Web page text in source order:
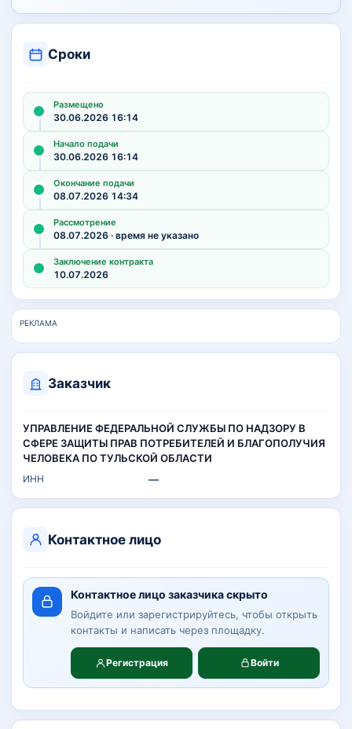
Сроки
Размещено
30.06.2026 16:14
Начало подачи
30.06.2026 16:14
Окончание подачи
08.07.2026 14:34
Рассмотрение
08.07.2026 · время не указано
Заключение контракта
10.07.2026
РЕКЛАМА
Заказчик
УПРАВЛЕНИЕ ФЕДЕРАЛЬНОЙ СЛУЖБЫ ПО НАДЗОРУ В
СФЕРЕ ЗАЩИТЫ ПРАВ ПОТРЕБИТЕЛЕЙ И БЛАГОПОЛУЧИЯ
ЧЕЛОВЕКА ПО ТУЛЬСКОЙ ОБЛАСТИ
ИНН —
Контактное лицо
Контактное лицо заказчика скрыто
Войдите или зарегистрируйтесь, чтобы открыть
контакты и написать через площадку.
Регистрация Войти